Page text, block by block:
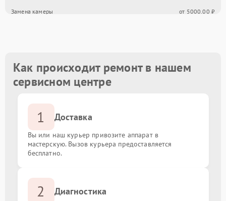
Замена камеры от 5000.00 ₽
Обновление прошивки
Замена корпусных элементов
Ремонт механизма подставки/наклона
Как происходит ремонт в нашем
сервисном центре
1 Доставка
Вы или наш курьер привозите аппарат в
мастерскую. Вызов курьера предоставляется
бесплатно.
2 Диагностика